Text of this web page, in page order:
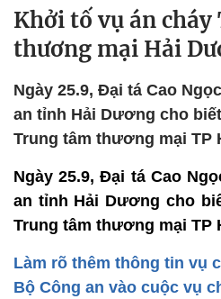
Khởi tố vụ án
thương mại Hải
Ngày 25.9, Đại tá Cao
an tỉnh Hải Dương cho
Trung tâm thương mại TP
Ngày 25.9, Đại tá Cao
an tỉnh Hải Dương cho
Trung tâm thương mại TP
Làm rõ thêm thông tin vụ
Bộ Công an vào cuộc vụ